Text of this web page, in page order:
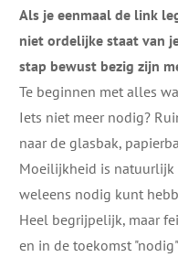
Als je eenmaal de link
niet ordelijke staat van
stap bewust bezig zijn
Te beginnen met alles
Iets niet meer nodig?
naar de glasbak,
Moeilijkheid is natuurlijk
weleens nodig kunt
Heel begrijpelijk, maar
en in de toekomst